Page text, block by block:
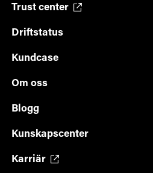
Trust center
Driftstatus
Kundcase
Om oss
Blogg
Kunskapscenter
Karriär